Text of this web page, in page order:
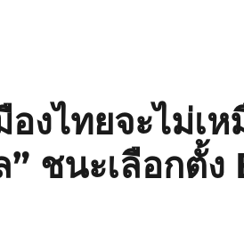
องไทยจะไม่เ
” ชนะเลือกตั้